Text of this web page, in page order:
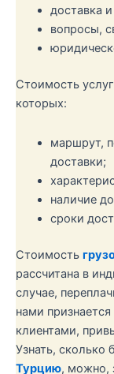
доставка
вопросы,
Стоимость
которых:
маршрут,
доставки;
наличие
сроки
Стоимость
рассчитана в
случае,
нами
клиентами,
Узнать, сколько
Турцию, можно,